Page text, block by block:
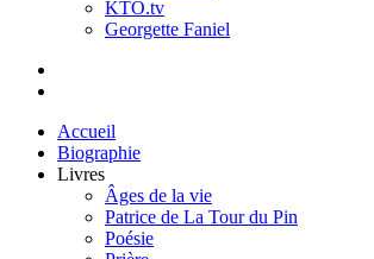
KTO.tv
Georgette Faniel
Accueil
Biographie
Livres
Âges de la vie
Patrice de La Tour du Pin
Poésie